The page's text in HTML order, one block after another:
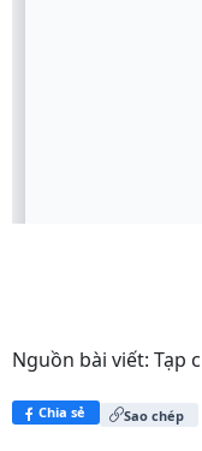
Nguồn bài viết: Tạp
Chia sẻ Sao chép